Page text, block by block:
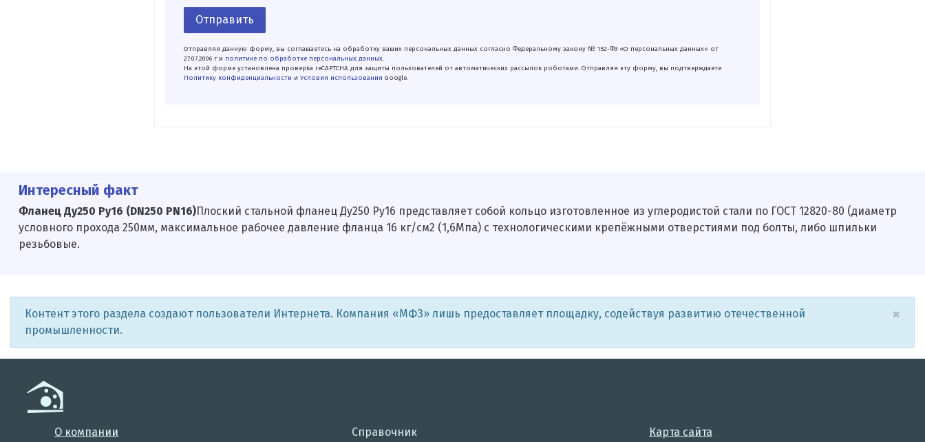
Отправить
Отправляя данную форму, вы соглашаетесь на обработку ваших персональных данных согласно Федеральному закону № 152-ФЗ «О персональных данных» от
27.07.2006 г и политике по обработке персональных данных.
На этой форме установлена проверка reCAPTCHA для защиты пользователей от автоматических рассылок роботами. Отправляя эту форму, вы подтверждаете
Политику конфиденциальности и Условия использования Google.
Интересный факт
Фланец Ду250 Ру16 (DN250 PN16)Плоский стальной фланец Ду250 Ру16 представляет собой кольцо изготовленное из углеродистой стали по ГОСТ 12820-80 (диаметр
условного прохода 250мм, максимальное рабочее давление фланца 16 кг/см2 (1,6Мпа) с технологическими крепёжными отверстиями под болты, либо шпильки
резьбовые.
×
Контент этого раздела создают пользователи Интернета. Компания «МФЗ» лишь предоставляет площадку, содействуя развитию отечественной
промышленности.
О компании
Справочник
Карта сайта